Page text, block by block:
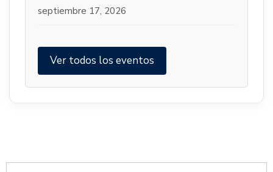
septiembre 17, 2026
Ver todos los eventos